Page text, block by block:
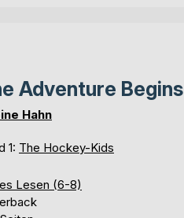
Adventure Begins
Hahn
1: The Hockey-Kids
Lesen (6-8)